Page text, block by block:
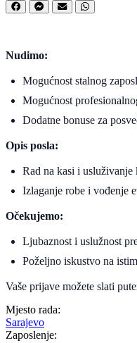
Nudimo:
Mogućnost stalnog
Mogućnost
Dodatne bonuse za
Opis posla:
Rad na kasi i usluživanje
Izlaganje robe i vođenje
Očekujemo:
Ljubaznost i uslužnost
Poželjno iskustvo na
Vaše prijave možete slati
Mjesto rada:
Sarajevo
Zaposlenje: